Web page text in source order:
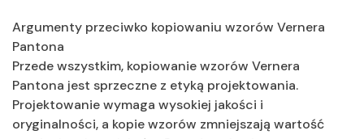
Argumenty przeciwko kopiowaniu wzorów Vernera
Pantona
Przede wszystkim, kopiowanie wzorów Vernera
Pantona jest sprzeczne z etyką projektowania.
Projektowanie wymaga wysokiej jakości i
oryginalności, a kopie wzorów zmniejszają wartość